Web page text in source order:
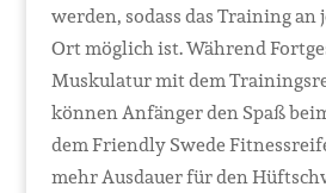
werden, sodass das Training an
Ort möglich ist. Während
Muskulatur mit dem
können Anfänger den Spaß
dem Friendly Swede
mehr Ausdauer für den